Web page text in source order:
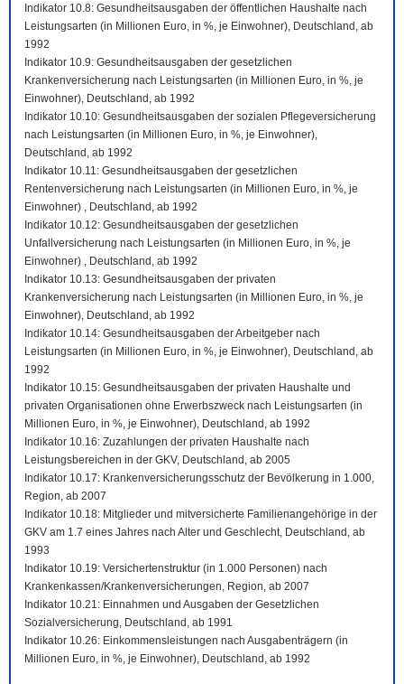
Indikator 10.8: Gesundheitsausgaben der öffentlichen Haushalte nach
Leistungsarten (in Millionen Euro, in %, je Einwohner), Deutschland, ab
1992
Indikator 10.9: Gesundheitsausgaben der gesetzlichen
Krankenversicherung nach Leistungsarten (in Millionen Euro, in %, je
Einwohner), Deutschland, ab 1992
Indikator 10.10: Gesundheitsausgaben der sozialen Pflegeversicherung
nach Leistungsarten (in Millionen Euro, in %, je Einwohner),
Deutschland, ab 1992
Indikator 10.11: Gesundheitsausgaben der gesetzlichen
Rentenversicherung nach Leistungsarten (in Millionen Euro, in %, je
Einwohner) , Deutschland, ab 1992
Indikator 10.12: Gesundheitsausgaben der gesetzlichen
Unfallversicherung nach Leistungsarten (in Millionen Euro, in %, je
Einwohner) , Deutschland, ab 1992
Indikator 10.13: Gesundheitsausgaben der privaten
Krankenversicherung nach Leistungsarten (in Millionen Euro, in %, je
Einwohner), Deutschland, ab 1992
Indikator 10.14: Gesundheitsausgaben der Arbeitgeber nach
Leistungsarten (in Millionen Euro, in %, je Einwohner), Deutschland, ab
1992
Indikator 10.15: Gesundheitsausgaben der privaten Haushalte und
privaten Organisationen ohne Erwerbszweck nach Leistungsarten (in
Millionen Euro, in %, je Einwohner), Deutschland, ab 1992
Indikator 10.16: Zuzahlungen der privaten Haushalte nach
Leistungsbereichen in der GKV, Deutschland, ab 2005
Indikator 10.17: Krankenversicherungsschutz der Bevölkerung in 1.000,
Region, ab 2007
Indikator 10.18: Mitglieder und mitversicherte Familienangehörige in der
GKV am 1.7 eines Jahres nach Alter und Geschlecht, Deutschland, ab
1993
Indikator 10.19: Versichertenstruktur (in 1.000 Personen) nach
Krankenkassen/Krankenversicherungen, Region, ab 2007
Indikator 10.21: Einnahmen und Ausgaben der Gesetzlichen
Sozialversicherung, Deutschland, ab 1991
Indikator 10.26: Einkommensleistungen nach Ausgabenträgern (in
Millionen Euro, in %, je Einwohner), Deutschland, ab 1992